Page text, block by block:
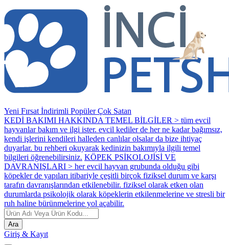
Yeni Fırsat İndirimli PopülerÇok Satan
KEDİ BAKIMI HAKKINDA TEMEL BİLGİLER > tüm evcil
hayvanlar bakım ve ilgi ister. evcil kediler de her ne kadar bağımsız,
kendi işlerini kendileri halleden canlılar olsalar da bize ihtiyaç
duyarlar. bu rehberi okuyarak kedinizin bakımıyla ilgili temel
bilgileri öğrenebilirsiniz. KÖPEK PSİKOLOJİSİ VE
DAVRANIŞLARI > her evcil hayvan grubunda olduğu gibi
köpekler de yapıları itibariyle çeşitli birçok fiziksel durum ve karşı
tarafın davranışlarından etkilenebilir. fiziksel olarak etken olan
durumlarda psikolojik olarak köpeklerin etkilenmelerine ve stresli bir
ruh haline bürünmelerine yol açabilir.
Ara
Giriş & Kayıt